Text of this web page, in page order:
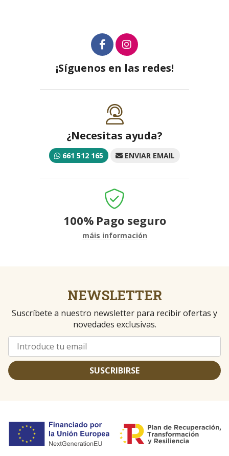
¡Síguenos en las redes!
¿Necesitas ayuda?
661 512 165 ENVIAR EMAIL
100% Pago seguro
máis información
NEWSLETTER
Suscríbete a nuestro newsletter para recibir ofertas y
novedades exclusivas.
SUSCRIBIRSE